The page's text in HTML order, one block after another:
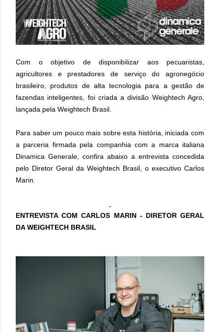
Com o objetivo de disponibilizar aos pecuaristas,
agricultores e prestadores de serviço do agronegócio
brasileiro, produtos de alta tecnologia para a gestão de
fazendas inteligentes, foi criada a divisão Weightech Agro,
lançada pela Weightech Brasil.
Para saber um pouco mais sobre esta história, iniciada com
a parceria firmada pela companhia com a marca italiana
Dinamica Generale, confira abaixo a entrevista concedida
pelo Diretor Geral da Weightech Brasil, o executivo Carlos
Marin.
ENTREVISTA COM CARLOS MARIN - DIRETOR GERAL
DA WEIGHTECH BRASIL